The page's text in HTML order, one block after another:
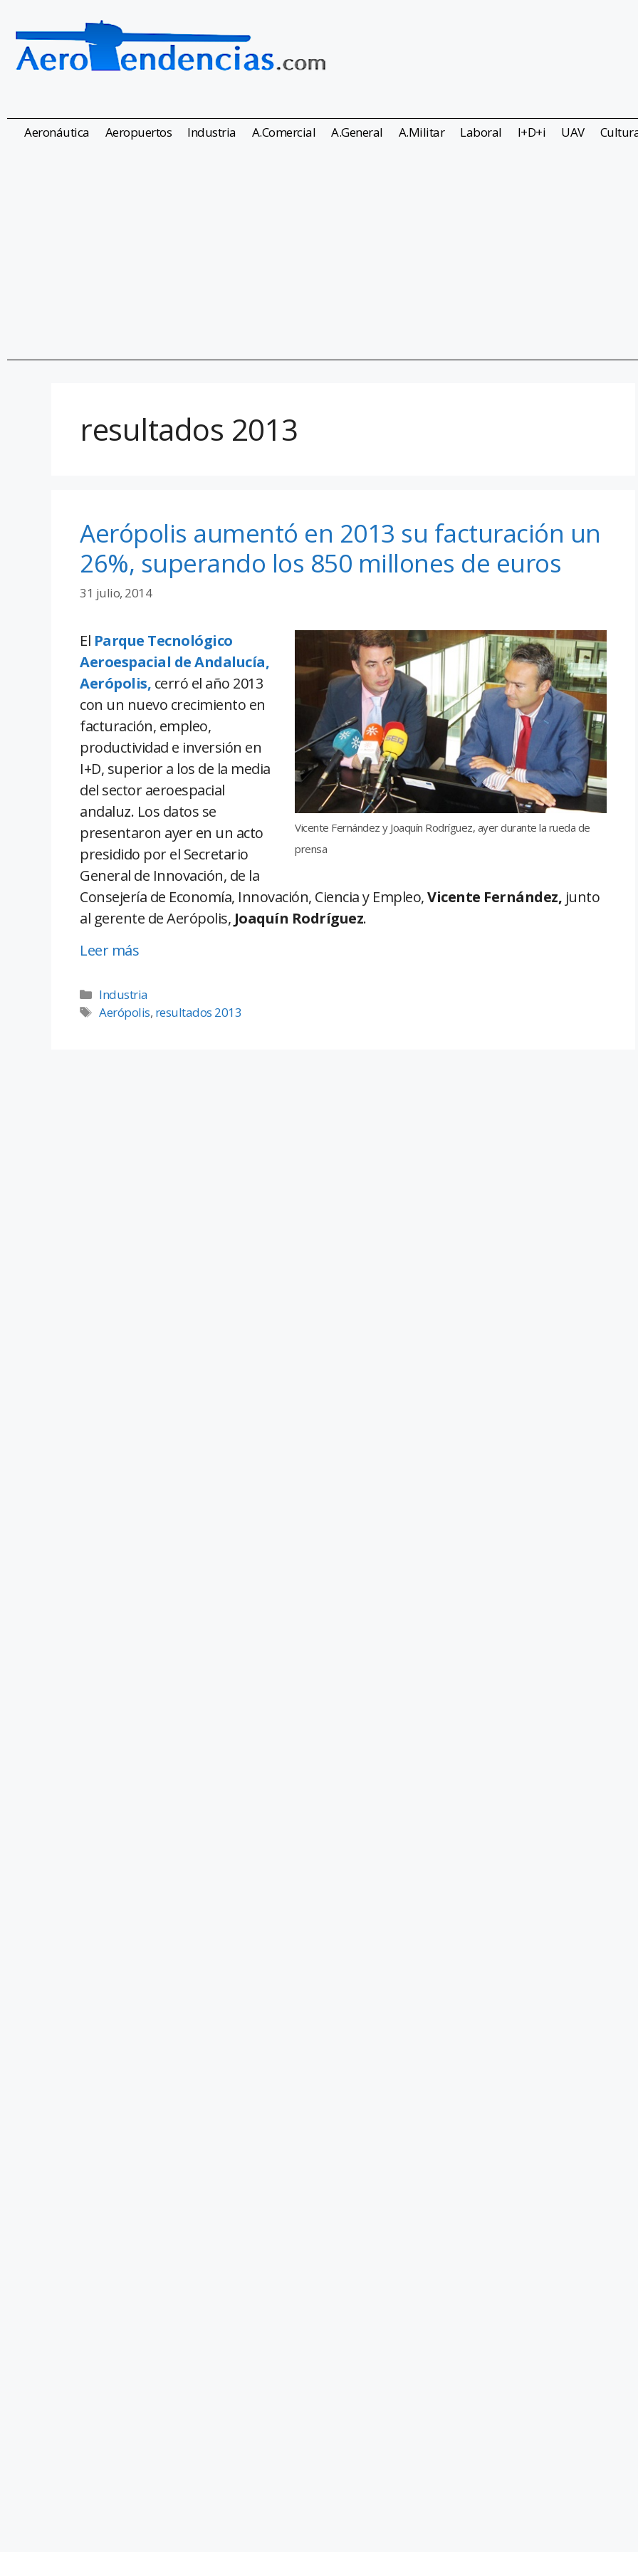
Aeronáutica Aeropuertos Industria A.Comercial A.General A.Militar Laboral I+D+i UAV
resultados 2013
Aerópolis aumentó en 2013 su facturación un
26%, superando los 850 millones de euros
31 julio, 2014
Vicente Fernández y Joaquín Rodríguez, ayer durante la rueda de
prensa
El Parque Tecnológico
Aeroespacial de Andalucía,
Aerópolis, cerró el año 2013
con un nuevo crecimiento en
facturación, empleo,
productividad e inversión en
I+D, superior a los de la media
del sector aeroespacial
andaluz. Los datos se
presentaron ayer en un acto
presidido por el Secretario
General de Innovación, de la
Consejería de Economía, Innovación, Ciencia y Empleo,Vicente Fernández, junto
al gerente de Aerópolis, Joaquín Rodríguez.
Leer más
Industria
Aerópolis, resultados 2013